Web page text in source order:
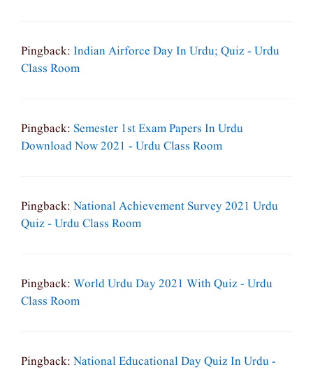
Pingback: Indian Airforce Day In Urdu; Quiz - Urdu
Class Room
Pingback: Semester 1st Exam Papers In Urdu
Download Now 2021 - Urdu Class Room
Pingback: National Achievement Survey 2021 Urdu
Quiz - Urdu Class Room
Pingback: World Urdu Day 2021 With Quiz - Urdu
Class Room
Pingback: National Educational Day Quiz In Urdu -